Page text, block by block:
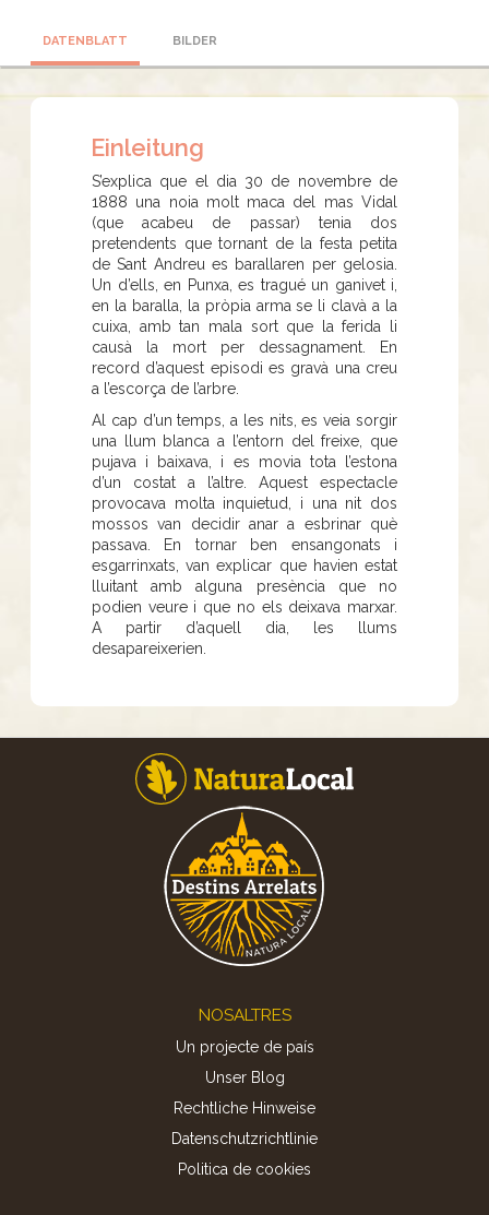
DATENBLATT BILDER
Einleitung
S’explica que el dia 30 de novembre de
1888 una noia molt maca del mas Vidal
(que acabeu de passar) tenia dos
pretendents que tornant de la festa petita
de Sant Andreu es barallaren per gelosia.
Un d’ells, en Punxa, es tragué un ganivet i,
en la baralla, la pròpia arma se li clavà a la
cuixa, amb tan mala sort que la ferida li
causà la mort per dessagnament. En
record d’aquest episodi es gravà una creu
a l’escorça de l’arbre.
Al cap d’un temps, a les nits, es veia sorgir
una llum blanca a l’entorn del freixe, que
pujava i baixava, i es movia tota l’estona
d’un costat a l’altre. Aquest espectacle
provocava molta inquietud, i una nit dos
mossos van decidir anar a esbrinar què
passava. En tornar ben ensangonats i
esgarrinxats, van explicar que havien estat
lluitant amb alguna presència que no
podien veure i que no els deixava marxar.
A partir d’aquell dia, les llums
desapareixerien.
NOSALTRES
Un projecte de país
Unser Blog
Rechtliche Hinweise
Datenschutzrichtlinie
Politica de cookies